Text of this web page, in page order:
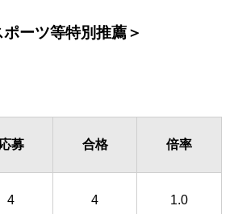
ーツ等特別推薦＞
応募 合格 倍率
4 4 1.0